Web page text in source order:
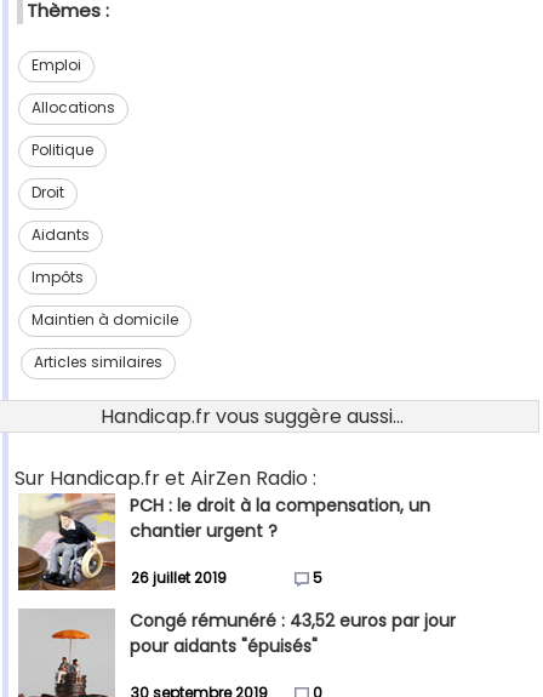
Thèmes :
Emploi
Allocations
Politique
Droit
Aidants
Impôts
Maintien à domicile
Articles similaires
Handicap.fr vous suggère aussi...
Sur Handicap.fr et AirZen Radio :
PCH : le droit à la compensation, un
chantier urgent ?
26 juillet 2019 5
Congé rémunéré : 43,52 euros par jour
pour aidants "épuisés"